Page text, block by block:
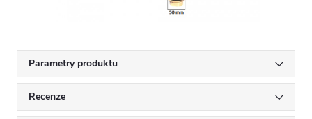
Parametry produktu
Recenze